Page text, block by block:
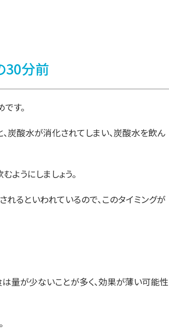
30分前
す。
炭酸水が消化されてしまい、炭酸水を飲ん
うにしましょう。
るといわれているので、このタイミングが
は量が少ないことが多く、効果が薄い可能性